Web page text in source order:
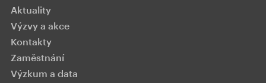
Aktuality
Výzvy a akce
Kontakty
Zaměstnání
Výzkum a data